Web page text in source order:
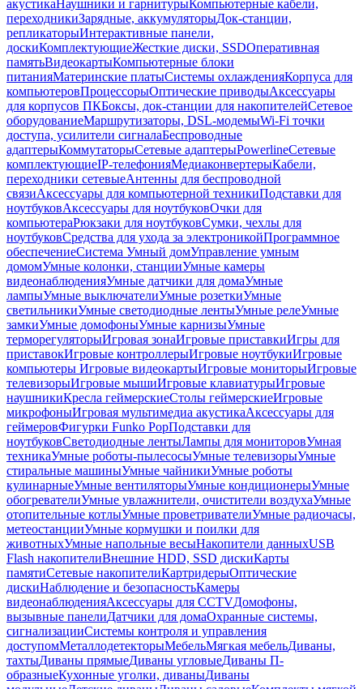
акустикаНаушники и гарнитурыКомпьютерные кабели,
переходникиЗарядные, аккумуляторыДок-станции,
репликаторыИнтерактивные панели,
доскиКомплектующиеЖесткие диски, SSDОперативная
памятьВидеокартыКомпьютерные блоки
питанияМатеринские платыСистемы охлажденияКорпуса для
компьютеровПроцессорыОптические приводыАксессуары
для корпусов ПКБоксы, док-станции для накопителейСетевое
оборудованиеМаршрутизаторы, DSL-модемыWi-Fi точки
доступа, усилители сигналаБеспроводные
адаптерыКоммутаторыСетевые адаптерыPowerlineСетевые
комплектующиеIP-телефонияМедиаконвертерыКабели,
переходники сетевыеАнтенны для беспроводной
связиАксессуары для компьютерной техникиПодставки для
ноутбуковАксессуары для ноутбуковОчки для
компьютераРюкзаки для ноутбуковСумки, чехлы для
ноутбуковСредства для ухода за электроникойПрограммное
обеспечениеСистема Умный домУправление умным
домомУмные колонки, станцииУмные камеры
видеонаблюденияУмные датчики для домаУмные
лампыУмные выключателиУмные розеткиУмные
светильникиУмные светодиодные лентыУмные релеУмные
замкиУмные домофоныУмные карнизыУмные
терморегуляторыИгровая зонаИгровые приставкиИгры для
приставокИгровые контроллерыИгровые ноутбукиИгровые
компьютеры Игровые видеокартыИгровые мониторыИгровые
телевизорыИгровые мышиИгровые клавиатурыИгровые
наушникиКресла геймерскиеСтолы геймерскиеИгровые
микрофоныИгровая мультимедиа акустикаАксессуары для
геймеровФигурки Funko PopПодставки для
ноутбуковСветодиодные лентыЛампы для мониторовУмная
техникаУмные роботы-пылесосыУмные телевизорыУмные
стиральные машиныУмные чайникиУмные роботы
кулинарныеУмные вентиляторыУмные кондиционерыУмные
обогревателиУмные увлажнители, очистители воздухаУмные
отопительные котлыУмные проветривателиУмные радиочасы,
метеостанцииУмные кормушки и поилки для
животныхУмные напольные весыНакопители данныхUSB
Flash накопителиВнешние HDD, SSD дискиКарты
памятиСетевые накопителиКартридерыОптические
дискиНаблюдение и безопасностьКамеры
видеонаблюденияАксессуары для CCTVДомофоны,
вызывные панелиДатчики для домаОхранные системы,
сигнализацииСистемы контроля и управления
доступомМеталлодетекторыМебельМягкая мебельДиваны,
тахтыДиваны прямыеДиваны угловыеДиваны П-
образныеКухонные уголки, диваныДиваны